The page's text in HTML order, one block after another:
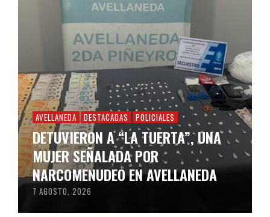
AVELLANEDA DESTACADAS POLICIALES
DETUVIERON A “LA TUERTA”, UNA
MUJER SEÑALADA POR
NARCOMENUDEO EN AVELLANEDA
7 AGOSTO, 2026